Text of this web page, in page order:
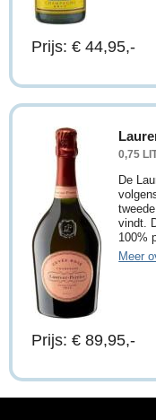
Prijs: € 44,95,-
0,75
De
vindt.
100%
Meer
Prijs: € 89,95,-